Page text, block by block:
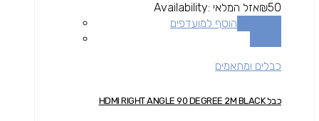
₪50
Availability: אזל המלאי
הוסף למועדפים
כבלים ומתאמים
כבל HDMI RIGHT ANGLE 90 DEGREE 2M BLACK